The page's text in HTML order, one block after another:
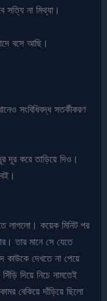
সত্যি না মিথ্যা।
বসে আছি।
সংবিধিবদ্ধ সতর্কীকরণ
দূর করে তাড়িয়ে দিও।
লাগলো। কয়েক মিনিট পর
তার মানে সে যেতে
কাউকে দেখতে না পেয়ে
দিয়ে নিচে নামতেই
বেকিয়ে দাঁড়িয়ে ছিলো